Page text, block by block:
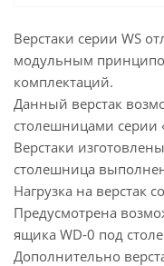
Верстаки серии WS
модульным
комплектаций.
Данный верстак
столешницами серии
Верстаки
столешница
Нагрузка на верстак
Предусмотрена
ящика WD-0 под
Дополнительно